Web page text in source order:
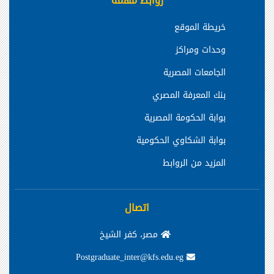
خريطة الموقع
وحدات ومراكز
الجامعات المصرية
بنك المعرفة المصري
بوابة الحكومة المصرية
بوابة الشكاوي الحكومية
المزيد من الروابط
اتصال
مصر، كفر الشيخ
Postgraduate_inter@kfs.edu.eg